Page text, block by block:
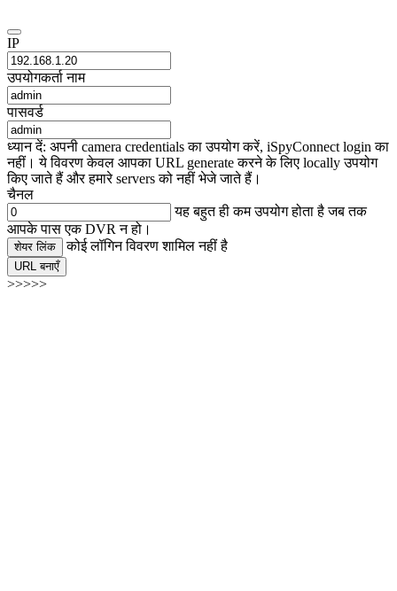
IP
उपयोगकर्ता नाम
पासवर्ड
ध्यान दें: अपनी camera credentials का उपयोग करें, iSpyConnect login का
नहीं। ये विवरण केवल आपका URL generate करने के लिए locally उपयोग
किए जाते हैं और हमारे servers को नहीं भेजे जाते हैं।
चैनल
यह बहुत ही कम उपयोग होता है जब तक
आपके पास एक DVR न हो।
शेयर लिंक कोई लॉगिन विवरण शामिल नहीं है
URL बनाएँ
>>>>>